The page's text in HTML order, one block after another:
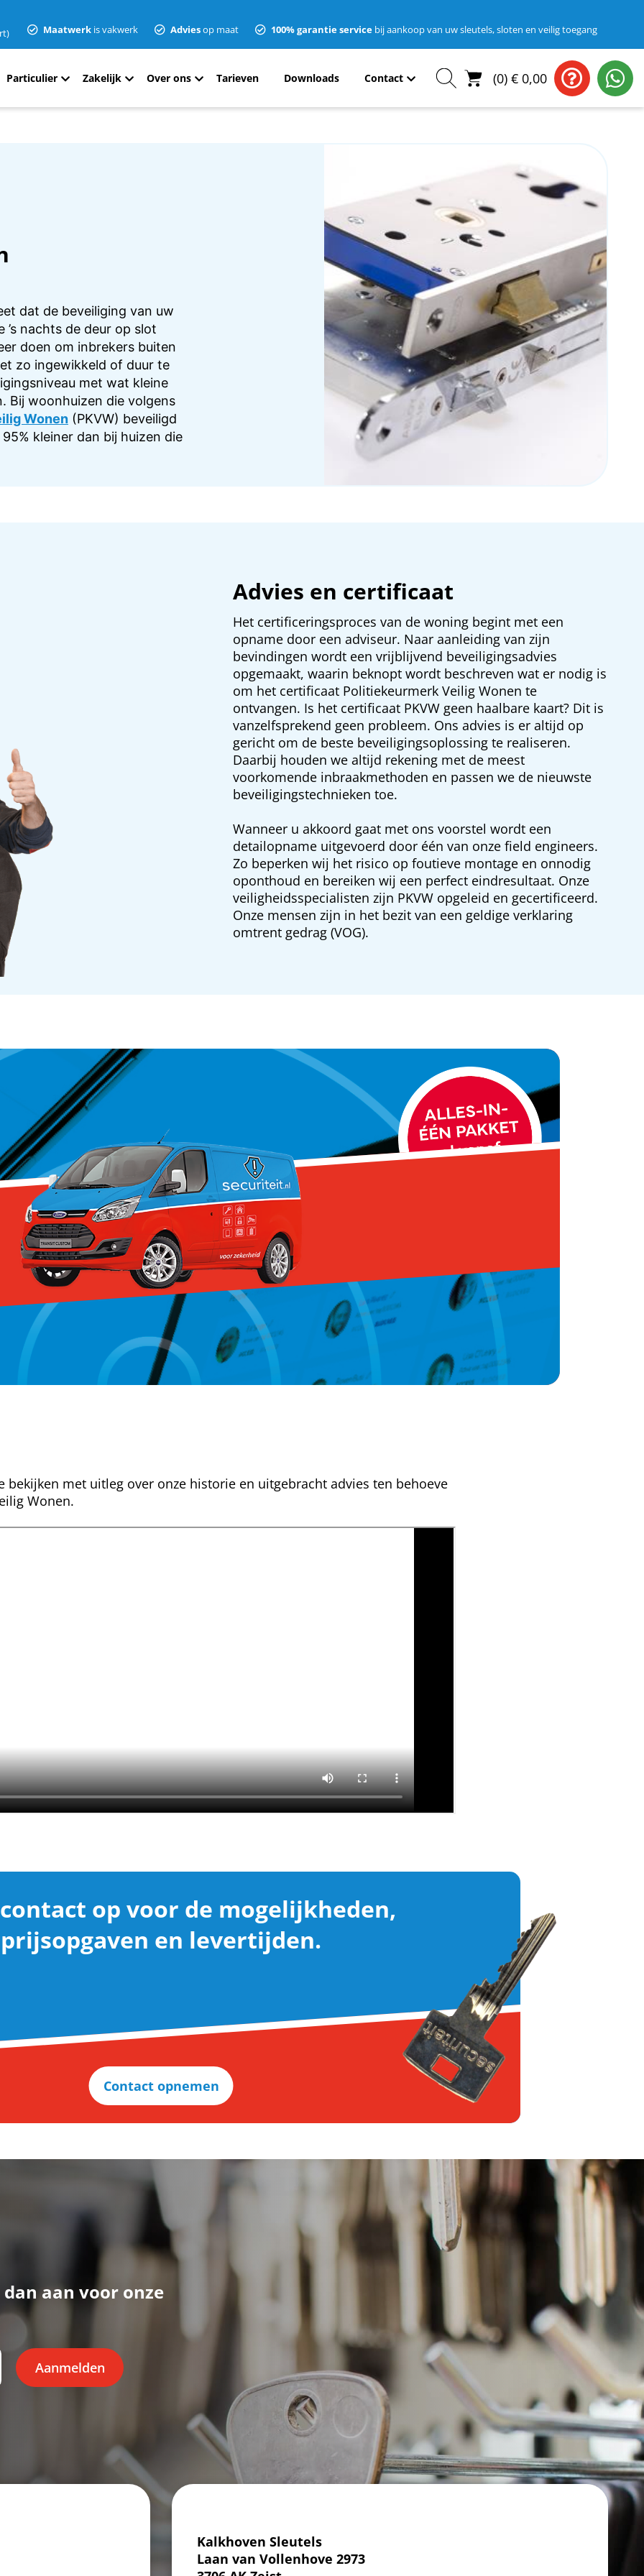
Maatwerk is vakwerk Adviesop maat 100% garantie service bij aankoop van uw sleutels, sloten en veilig toegang
Particulier Zakelijk Over ons Tarieven Downloads Contact (0) € 0,00
dat de beveiliging van uw
’s nachts de deur op slot
doen om inbrekers buiten
zo ingewikkeld of duur te
met wat kleine
Bij woonhuizen die volgens
Wonen (PKVW) beveiligd
kleiner dan bij huizen die
Advies en certificaat
Het certificeringsproces van de woning begint met een
opname door een adviseur. Naar aanleiding van zijn
bevindingen wordt een vrijblijvend beveiligingsadvies
opgemaakt, waarin beknopt wordt beschreven wat er nodig is
om het certificaat Politiekeurmerk Veilig Wonen te
ontvangen. Is het certificaat PKVW geen haalbare kaart? Dit is
vanzelfsprekend geen probleem. Ons advies is er altijd op
gericht om de beste beveiligingsoplossing te realiseren.
Daarbij houden we altijd rekening met de meest
voorkomende inbraakmethoden en passen we de nieuwste
beveiligingstechnieken toe.
Wanneer u akkoord gaat met ons voorstel wordt een
detailopname uitgevoerd door één van onze field engineers.
Zo beperken wij het risico op foutieve montage en onnodig
oponthoud en bereiken wij een perfect eindresultaat. Onze
veiligheidsspecialisten zijn PKVW opgeleid en gecertificeerd.
Onze mensen zijn in het bezit van een geldige verklaring
omtrent gedrag (VOG).
bekijken met uitleg over onze historie en uitgebracht advies ten behoeve
Wonen.
op voor de mogelijkheden,
prijsopgaven en levertijden.
Contact opnemen
aan voor onze
Aanmelden
Kalkhoven Sleutels
Laan van Vollenhove 2973